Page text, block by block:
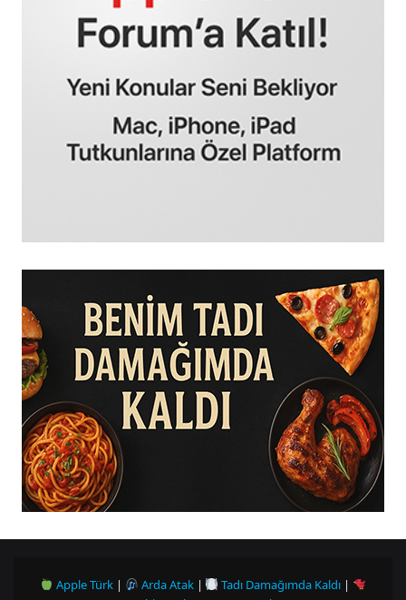
Apple Türk| Arda Atak| Tadı Damağımda Kaldı |